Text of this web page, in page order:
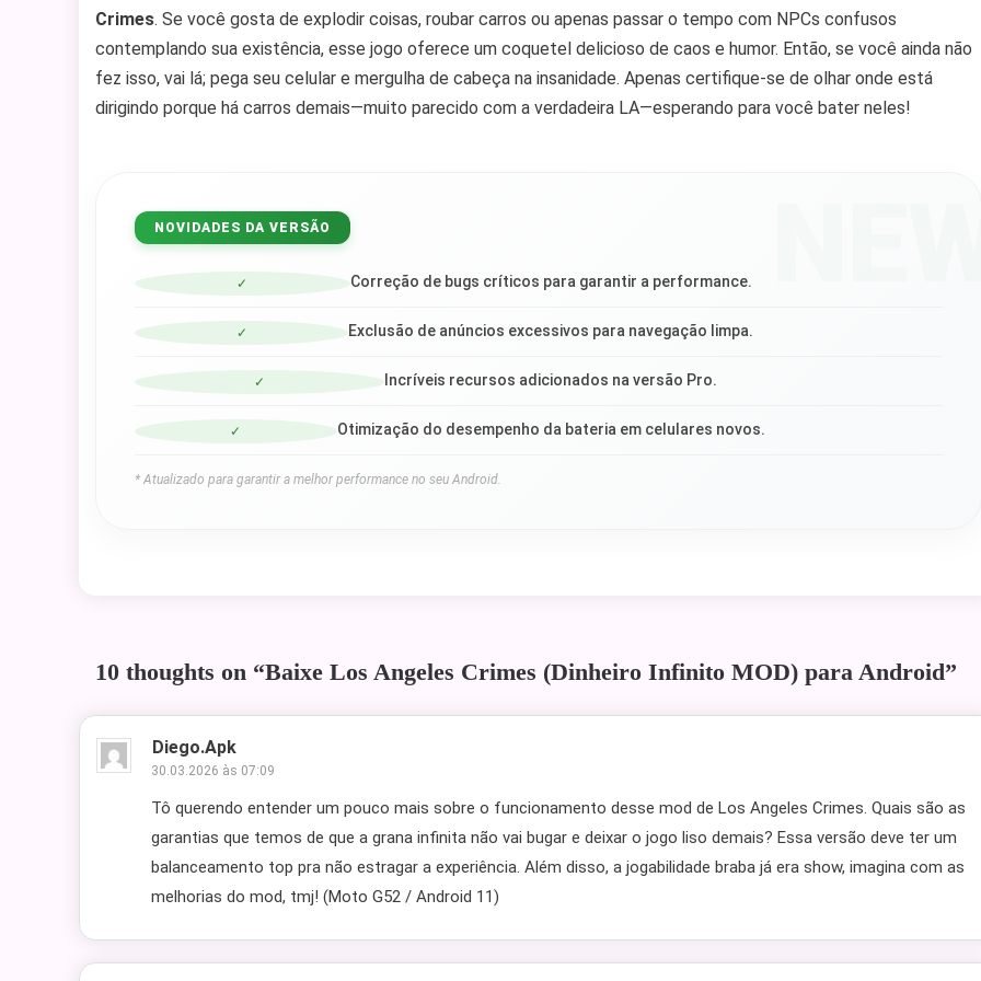
Crimes. Se você gosta de explodir coisas, roubar carros ou apenas passar o tempo com NPCs confusos
contemplando sua existência, esse jogo oferece um coquetel delicioso de caos e humor. Então, se você ainda não
fez isso, vai lá; pega seu celular e mergulha de cabeça na insanidade. Apenas certifique-se de olhar onde está
dirigindo porque há carros demais—muito parecido com a verdadeira LA—esperando para você bater neles!
NOVIDADES DA VERSÃO
✓ Correção de bugs críticos para garantir a performance.
✓ Exclusão de anúncios excessivos para navegação limpa.
✓ Incríveis recursos adicionados na versão Pro.
✓ Otimização do desempenho da bateria em celulares novos.
* Atualizado para garantir a melhor performance no seu Android.
10 thoughts on “Baixe Los Angeles Crimes (Dinheiro Infinito MOD) para Android”
Diego.apk
30.03.2026 às 07:09
Tô querendo entender um pouco mais sobre o funcionamento desse mod de Los Angeles Crimes. Quais são as
garantias que temos de que a grana infinita não vai bugar e deixar o jogo liso demais? Essa versão deve ter um
balanceamento top pra não estragar a experiência. Além disso, a jogabilidade braba já era show, imagina com as
melhorias do mod, tmj! (Moto G52 / Android 11)